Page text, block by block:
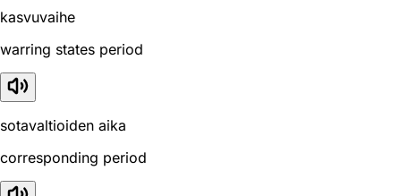
kasvuvaihe
warring states period
sotavaltioiden aika
corresponding period